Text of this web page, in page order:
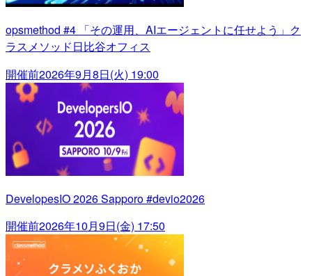
opsmethod #4 「その運用、AIエージェントに任せよう」ク
ラスメソッド日比谷オフィス
開催前2026年9月8日(火) 19:00
DevelopesIO 2026 Sapporo #devio2026
開催前2026年10月9日(金) 17:50